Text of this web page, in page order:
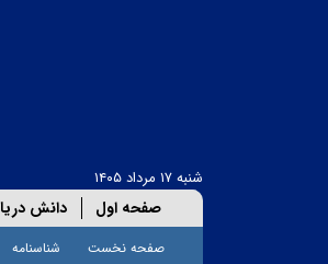
شنبه ۱۷ مرداد ۱۴۰۵
صفحه اول دانش دریا
صفحه نخست شناسنامه